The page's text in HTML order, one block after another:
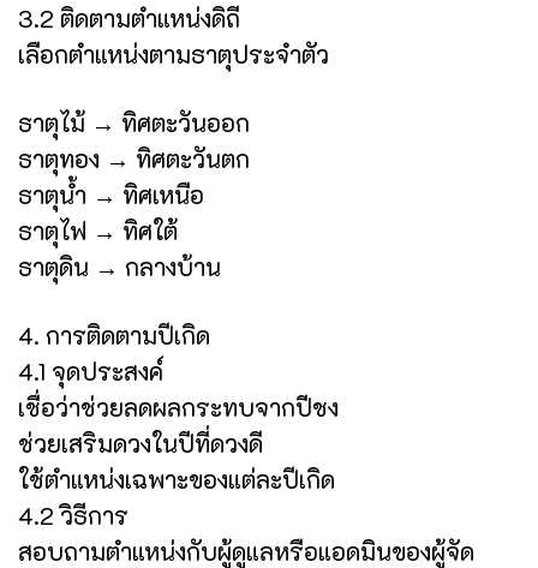
3.2 ติดตามตำแหน่งดิถี
เลือกตำแหน่งตามธาตุประจำตัว
ธาตุไม้ → ทิศตะวันออก
ธาตุทอง → ทิศตะวันตก
ธาตุน้ำ → ทิศเหนือ
ธาตุไฟ → ทิศใต้
ธาตุดิน → กลางบ้าน
4. การติดตามปีเกิด
4.1 จุดประสงค์
เชื่อว่าช่วยลดผลกระทบจากปีชง
ช่วยเสริมดวงในปีที่ดวงดี
ใช้ตำแหน่งเฉพาะของแต่ละปีเกิด
4.2 วิธีการ
สอบถามตำแหน่งกับผู้ดูแลหรือแอดมินของผู้จัด